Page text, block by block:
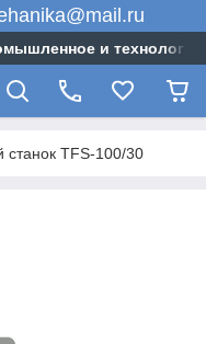
и
станок TFS-100/30